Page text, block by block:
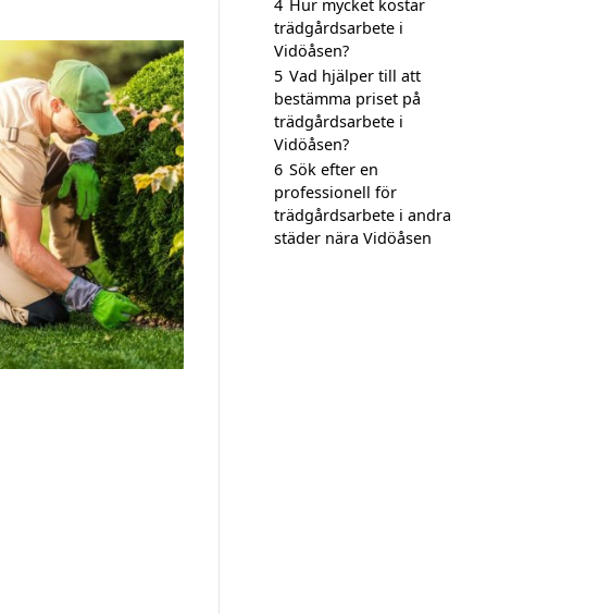
4 Hur mycket kostar
trädgårdsarbete i
Vidöåsen?
5 Vad hjälper till att
bestämma priset på
trädgårdsarbete i
Vidöåsen?
6 Sök efter en
professionell för
trädgårdsarbete i andra
städer nära Vidöåsen